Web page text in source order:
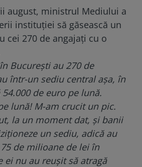
august, ministrul Mediului a
instituţiei să găsească un
cei 270 de angajaţi cu o
București au 270 de
într-un sediu central așa, în
de euro pe lună.
lună! M-am crucit un pic.
la un moment dat, și banii
un sediu, adică au
de milioane de lei în
ei nu au reușit să atragă